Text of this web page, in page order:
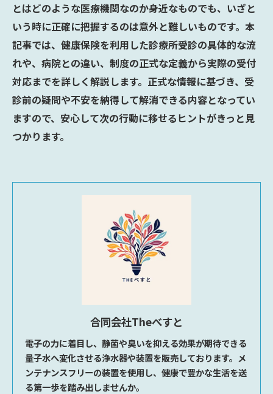
とはどのような医療機関なのか――身近なものでも、いざと
いう時に正確に把握するのは意外と難しいものです。本
記事では、健康保険を利用した診療所受診の具体的な流
れや、病院との違い、制度の正式な定義から実際の受付
対応までを詳しく解説します。正式な情報に基づき、受
診前の疑問や不安を納得して解消できる内容となってい
ますので、安心して次の行動に移せるヒントがきっと見
つかります。
合同会社Theべすと
電子の力に着目し、静菌や臭いを抑える効果が期待できる
量子水へ変化させる浄水器や装置を販売しております。メ
ンテナンスフリーの装置を使用し、健康で豊かな生活を送
る第一歩を踏み出しませんか。